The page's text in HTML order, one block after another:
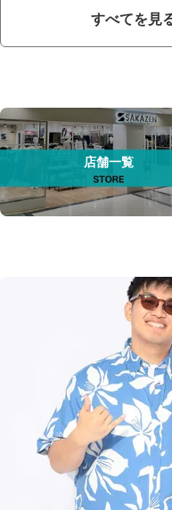
すべてを見
店舗一覧